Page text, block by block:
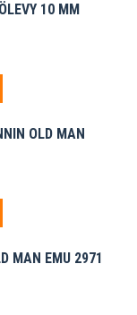
10 MM
OLD MAN
MAN EMU 2971